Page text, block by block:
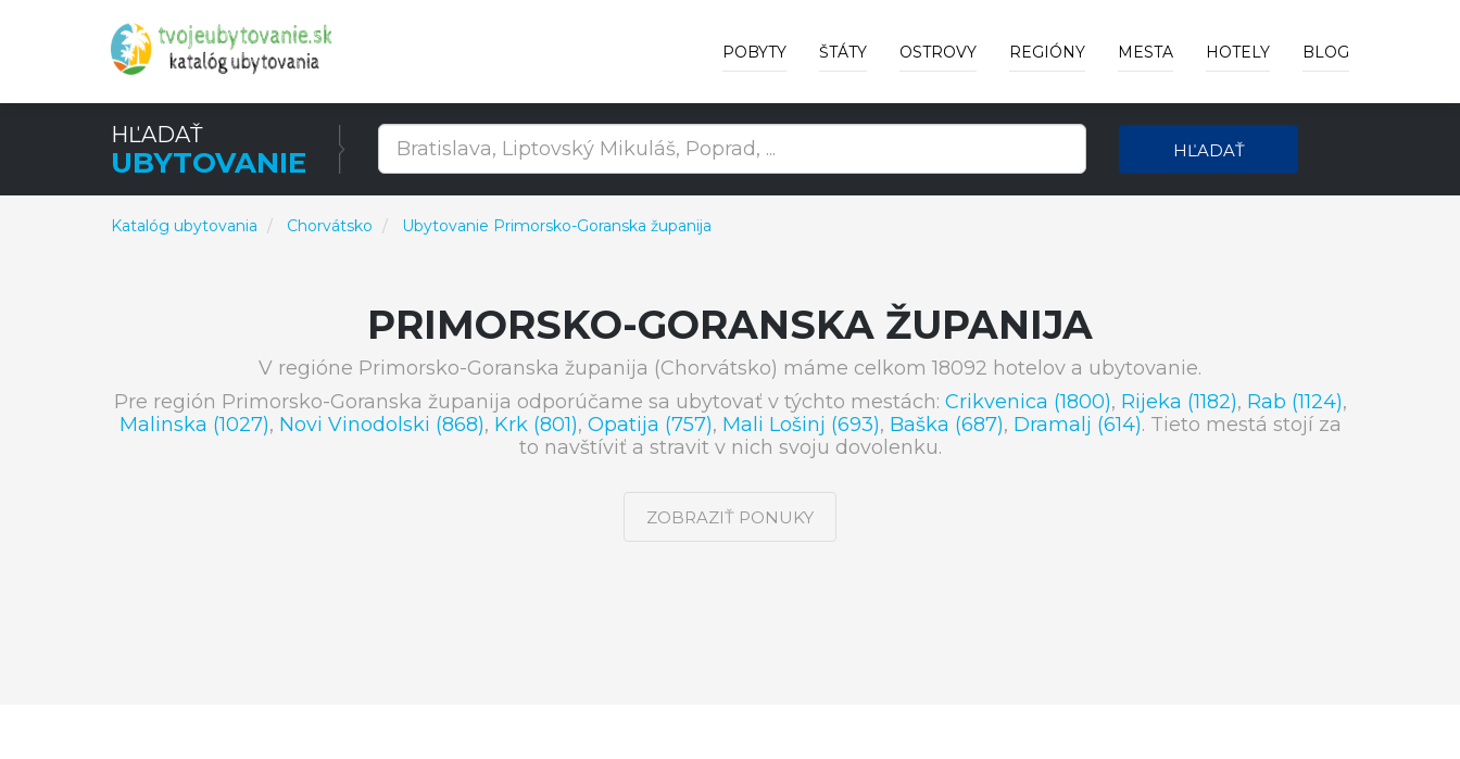
POBYTY ŠTÁTY OSTROVY REGIÓNY MESTA HOTELY BLOG
HĽADAŤ
UBYTOVANIE HĽADAŤ
Katalóg ubytovania Chorvátsko Ubytovanie Primorsko-Goranska županija
PRIMORSKO-GORANSKA ŽUPANIJA
V regióne Primorsko-Goranska županija (Chorvátsko) máme celkom 18092 hotelov a ubytovanie.
Pre región Primorsko-Goranska županija odporúčame sa ubytovať v týchto mestách: Crikvenica (1800), Rijeka (1182), Rab (1124),
Malinska (1027), Novi Vinodolski (868), Krk (801), Opatija (757), Mali Lošinj (693), Baška (687), Dramalj (614). Tieto mestá stojí za
to navštíviť a stravit v nich svoju dovolenku.
ZOBRAZIŤ PONUKY